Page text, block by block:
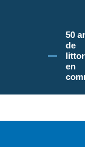
du littoral, vous
50
de
en